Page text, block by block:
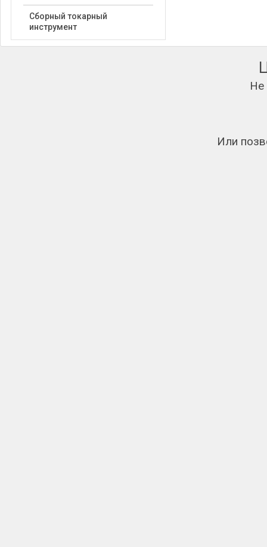
Сборный токарный
инструмент
Не
Или